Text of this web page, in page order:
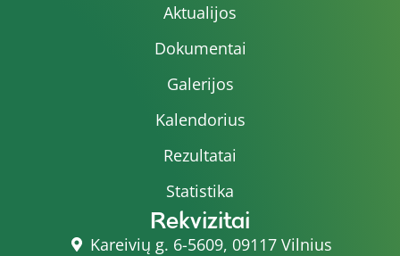
Aktualijos
Dokumentai
Galerijos
Kalendorius
Rezultatai
Statistika
Rekvizitai
Kareivių g. 6-5609, 09117 Vilnius